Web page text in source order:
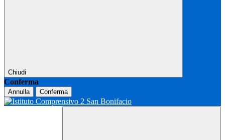
Chiudi
Conferma
Annulla Conferma